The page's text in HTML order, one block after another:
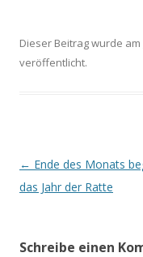
Dieser Beitrag wurde am
veröffentlicht.
Beitrags-
Navigation
← Ende des Monats
das Jahr der Ratte
Schreibe einen